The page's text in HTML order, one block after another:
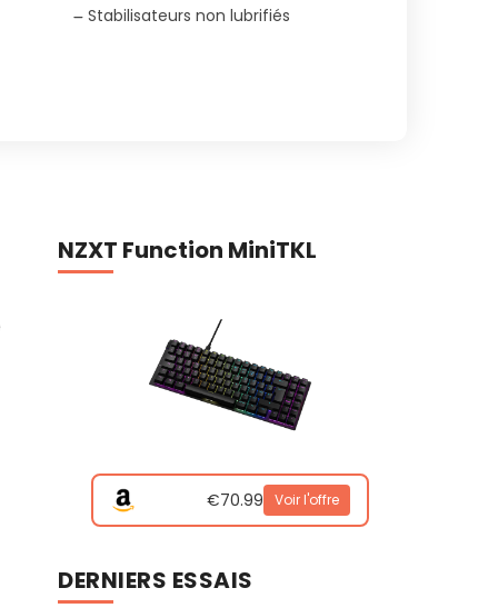
Stabilisateurs non lubrifiés
NZXT Function MiniTKL
€70.99 Voir l'offre
DERNIERS ESSAIS